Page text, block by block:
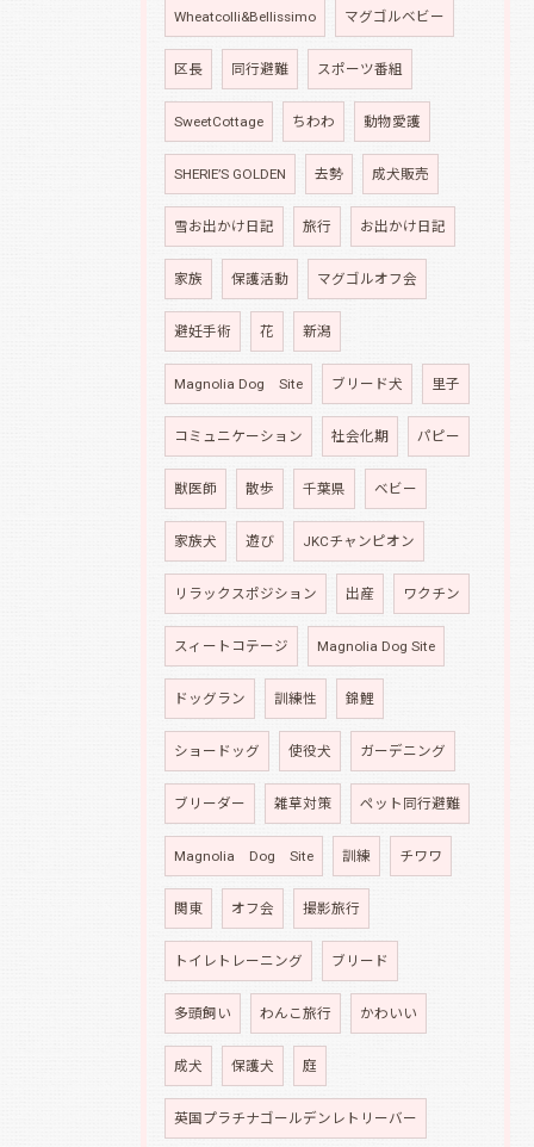
Wheatcolli&Bellissimo マグゴルベビー
区長 同行避難 スポーツ番組
SweetCottage ちわわ 動物愛護
SHERIE’S GOLDEN 去勢 成犬販売
雪お出かけ日記 旅行 お出かけ日記
家族 保護活動 マグゴルオフ会
避妊手術 花 新潟
Magnolia Dog Site ブリード犬 里子
コミュニケーション 社会化期 パピー
獣医師 散歩 千葉県 ベビー
家族犬 遊び JKCチャンピオン
リラックスポジション 出産 ワクチン
スィートコテージ Magnolia Dog Site
ドッグラン 訓練性 錦鯉
ショードッグ 使役犬 ガーデニング
ブリーダー 雑草対策 ペット同行避難
Magnolia Dog Site 訓練 チワワ
関東 オフ会 撮影旅行
トイレトレーニング ブリード
多頭飼い わんこ旅行 かわいい
成犬 保護犬 庭
英国プラチナゴールデンレトリーバー